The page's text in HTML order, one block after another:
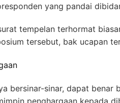
yang pandai
tempelan terhormat
tersebut, bak ucapan
bersinar-sinar, dapat benar